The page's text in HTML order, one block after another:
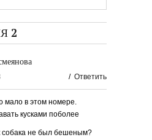
2
/ Ответить
мало в этом номере.
кусками поболее
собака не был бешеным?